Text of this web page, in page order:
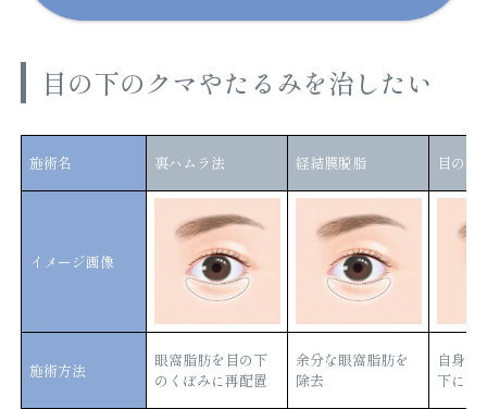
目の下のクマやたるみを治したい
施術名 裏ハムラ法 経結膜脱脂 目の下
イメージ画像
施術方法
眼窩脂肪を目の下
のくぼみに再配置
余分な眼窩脂肪を
除去
自身の
下に注